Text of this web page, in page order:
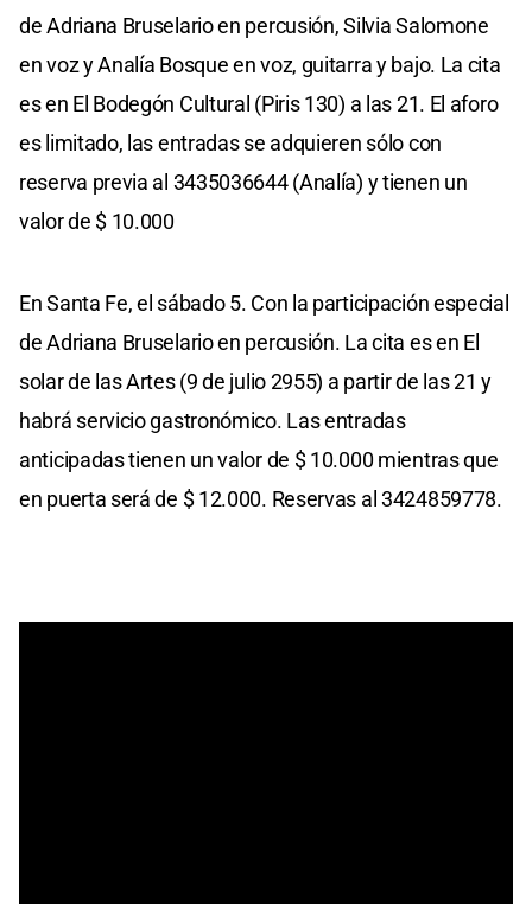
de Adriana Bruselario en percusión, Silvia Salomone
en voz y Analía Bosque en voz, guitarra y bajo. La cita
es en El Bodegón Cultural (Piris 130) a las 21. El aforo
es limitado, las entradas se adquieren sólo con
reserva previa al 3435036644 (Analía) y tienen un
valor de $ 10.000
En Santa Fe, el sábado 5. Con la participación especial
de Adriana Bruselario en percusión. La cita es en El
solar de las Artes (9 de julio 2955) a partir de las 21 y
habrá servicio gastronómico. Las entradas
anticipadas tienen un valor de $ 10.000 mientras que
en puerta será de $ 12.000. Reservas al 3424859778.